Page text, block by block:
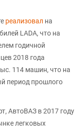
реализовал на
LADA, что на
годичной
2018 года
114 машин, что на
период прошлого
АвтоВАЗ в 2017 году
легковых